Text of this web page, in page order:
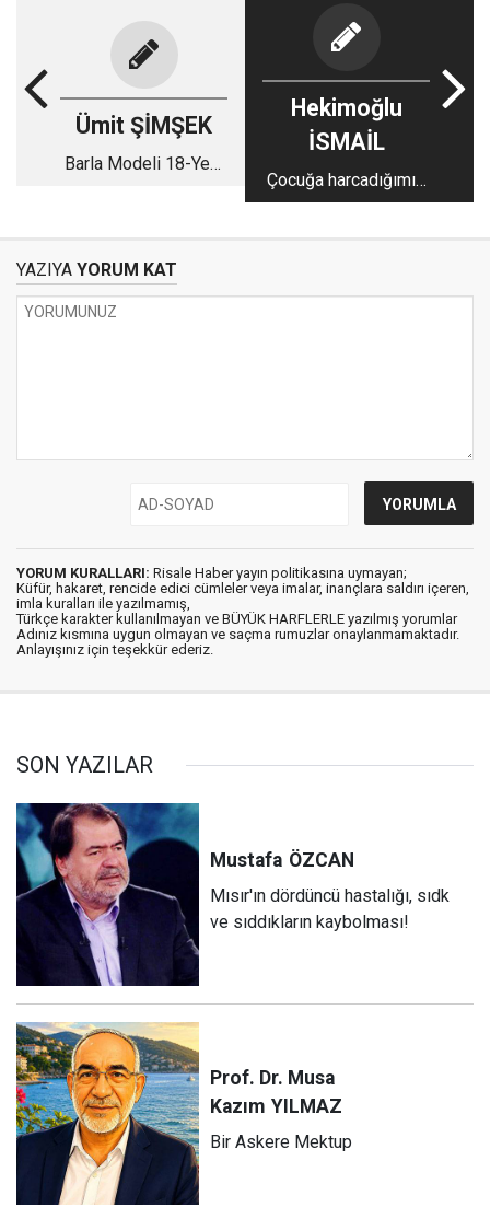
Ümit ŞİMŞEK
Barla Modeli 18-Yeni
Hekimoğlu
İSMAİL
Çocuğa harcadığımız
para kadar, kurbana da
YAZIYA YORUM KAT
YORUM KURALLARI: Risale Haber yayın politikasına uymayan;
Küfür, hakaret, rencide edici cümleler veya imalar, inançlara saldırı içeren,
imla kuralları ile yazılmamış,
Türkçe karakter kullanılmayan ve BÜYÜK HARFLERLE yazılmış yorumlar
Adınız kısmına uygun olmayan ve saçma rumuzlar onaylanmamaktadır.
Anlayışınız için teşekkür ederiz.
SON YAZILAR
Mustafa ÖZCAN
Mısır'ın dördüncü hastalığı, sıdk
ve sıddıkların kaybolması!
Prof. Dr. Musa
Kazım YILMAZ
Bir Askere Mektup